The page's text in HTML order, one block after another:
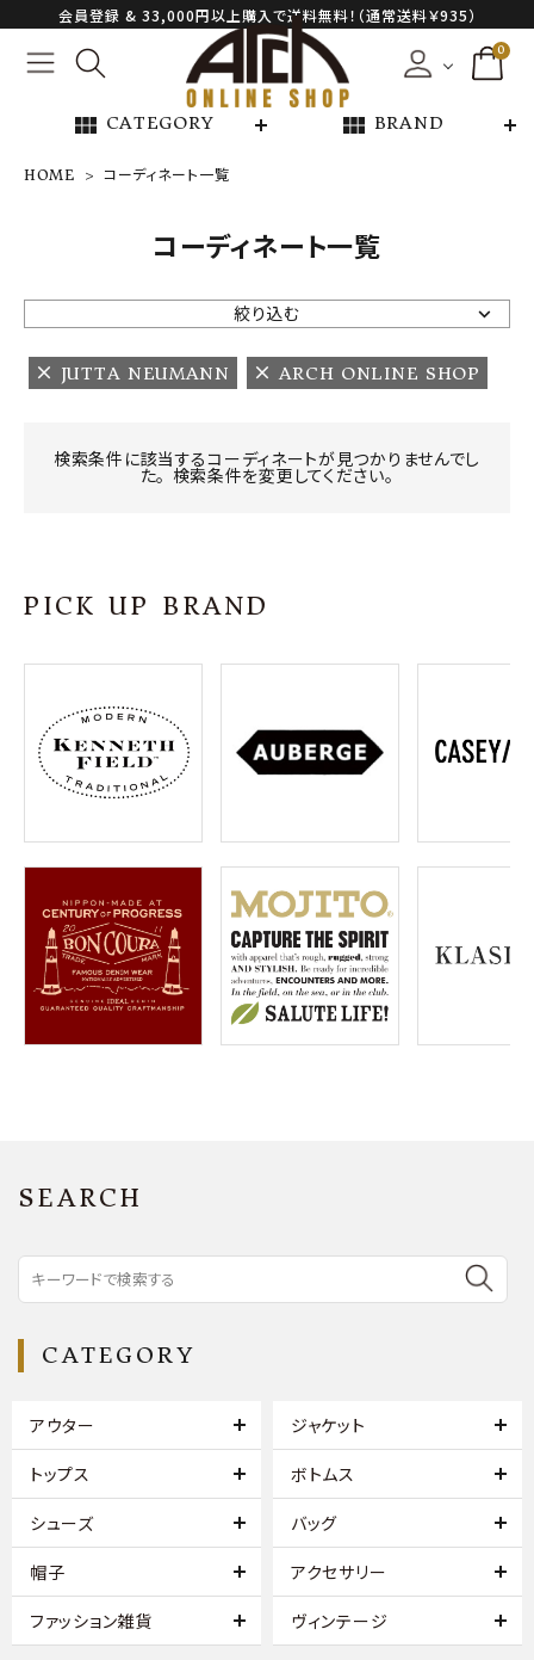
会員登録 & 33,000円以上購入で送料無料！（通常送料￥935）
0
view_module CATEGORY view_module BRAND
NEW ARRIVAL
ARCH EXCLUSIVE
BRAND
INFORMATION
ご利用ガイド
プライバシーポリシー
特定商取引法について
お問い合わせ
OFFICIAL WEB SITE
ACCOUNT MENU
ようこそ ゲスト 様
meeting_room ログイン 会員登録
HOME コーディネート一覧
コーディネート一覧
絞り込む
JUTTA NEUMANN ARCH ONLINE SHOP
検索条件に該当するコーディネートが見つかりませんでし
た。 検索条件を変更してください。
PICK UP BRAND
SEARCH
CATEGORY
アウター ジャケット
トップス ボトムス
シューズ バッグ
帽子 アクセサリー
ファッション雑貨 ヴィンテージ